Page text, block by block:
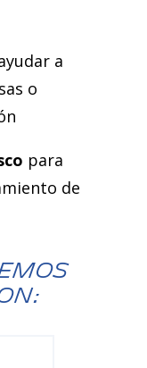
a
o
para
de